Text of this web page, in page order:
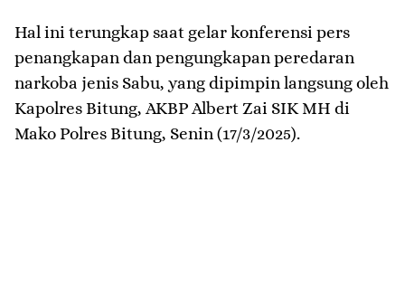
Hal ini terungkap saat gelar konferensi pers
penangkapan dan pengungkapan peredaran
narkoba jenis Sabu, yang dipimpin langsung oleh
Kapolres Bitung, AKBP Albert Zai SIK MH di
Mako Polres Bitung, Senin (17/3/2025).